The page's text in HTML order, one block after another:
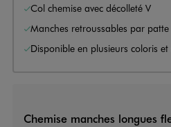
Col chemise avec décolleté V
Manches retroussables par
Disponible en plusieurs coloris
Chemise manches longues